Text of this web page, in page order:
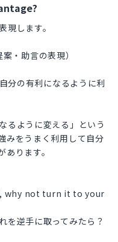
現します。
・助言の表現）
の有利になるように利
るように変える」という
みをうまく利用して自分
ります。
why not turn it to your
を逆手に取ってみたら？